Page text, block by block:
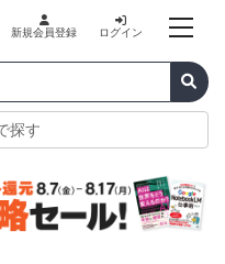
新規会員登録 ログイン
探す